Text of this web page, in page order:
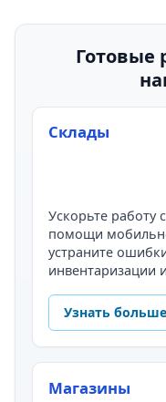
Готовые
Склады
Ускорьте работу
помощи
устраните
инвентаризации
Узнать больше
Магазины